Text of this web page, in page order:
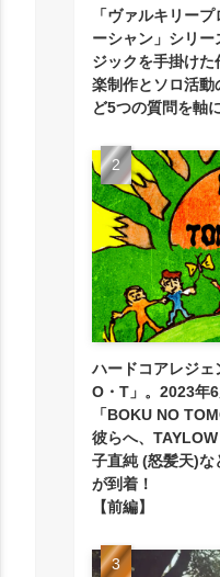
「ヴァルキリー
ーシャン」シリ
ジックを手掛け
楽制作とソロ活動
ど5つの質問を軸
ハードコアレジェ
O・T」。2023年
「BOKU NO
彼らへ、
子直純 (怒髪天)な
が到着！
【前編】